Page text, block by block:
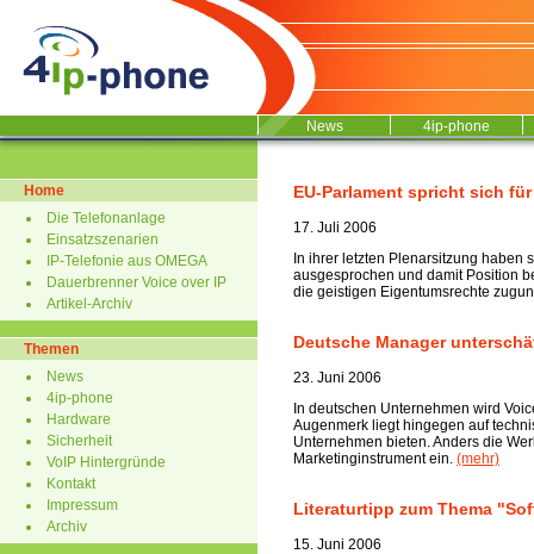
News 4ip-phone
Home
Die Telefonanlage
Einsatzszenarien
IP-Telefonie aus OMEGA
Dauerbrenner Voice over IP
Artikel-Archiv
Themen
News
4ip-phone
Hardware
Sicherheit
VoIP Hintergründe
Kontakt
Impressum
Archiv
EU-Parlament spricht sich
17. Juli 2006
In ihrer letzten Plenarsitzung haben
ausgesprochen und damit Position
die geistigen Eigentumsrechte
Deutsche Manager
23. Juni 2006
In deutschen Unternehmen wird
Augenmerk liegt hingegen auf
Unternehmen bieten. Anders die
Marketinginstrument ein. (mehr)
Literaturtipp zum Thema
15. Juni 2006